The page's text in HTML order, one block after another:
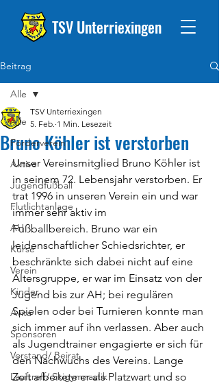
TSV Unterriexingen
Beitrag
Alle
Förderverein
Aktive
Jugendfußball
Flutlichtanlage
AH
Kurse
Verein
Kinder
Avita
Sponsoren
Vorstand/ Beirat
Lauftreff/ Skigymnastik
Alle
Bruno Köhler ist verstorben
TSV Unterriexingen
5. Feb. 1 Min. Lesezeit
Unser Vereinsmitglied Bruno Köhler ist
in seinem 72. Lebensjahr verstorben. Er
trat 1996 in unseren Verein ein und war
immer sehr aktiv im
Fußballbereich. Bruno war ein
leidenschaftlicher Schiedsrichter, er
beschränkte sich dabei nicht auf eine
Altersgruppe, er war im Einsatz von der
Jugend bis zur AH; bei regulären
Spielen oder bei Turnieren konnte man
sich immer auf ihn verlassen. Aber auch
als Jugendtrainer engagierte er sich für
den Nachwuchs des Vereins. Lange
Zeit arbeitete er als Platzwart und so